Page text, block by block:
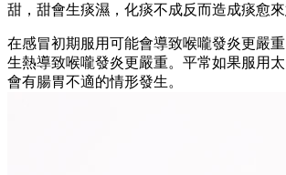
甜，甜會生痰濕，化痰不成反而造成痰愈來
在感冒初期服用可能會導致喉嚨發炎更嚴
生熱導致喉嚨發炎更嚴重。平常如果服用
會有腸胃不適的情形發生。